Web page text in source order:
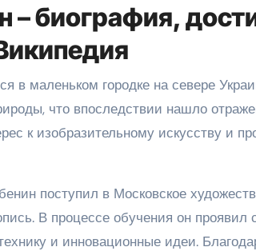
– биография,
в маленьком городке на севере
что впоследствии нашло
к изобразительному искусству и
поступил в Московское
В процессе обучения он
и инновационные идеи.